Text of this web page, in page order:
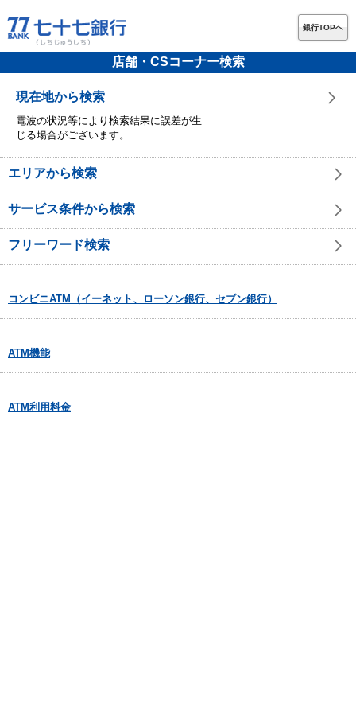
銀行TOPへ
店舗・CSコーナー検索
現在地から検索
電波の状況等により検索結果に誤差が生
じる場合がございます。
エリアから検索
サービス条件から検索
フリーワード検索
コンビニATM（イーネット、ローソン銀行、セブン銀行）
ATM機能
ATM利用料金